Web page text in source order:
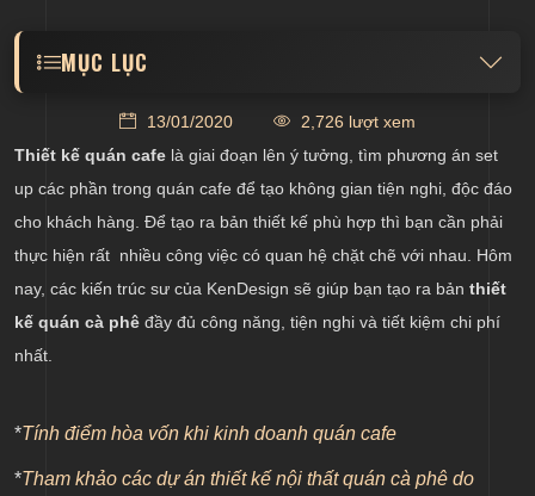
MỤC LỤC
Thiết kế nội thất quán cafe với ý tưởng độc đáo
Sử dụng màu sắc phù hợp với diện tích, phong
cách thiết kế
Thiết kế hệ thống ánh sáng và âm thanh chất
lượng
13/01/2020
2,726 lượt xem
Thiết kế quán cafe là giai đoạn lên ý tưởng, tìm phương án set
up các phần trong quán cafe để tạo không gian tiện nghi, độc đáo
cho khách hàng. Để tạo ra bản thiết kế phù hợp thì bạn cần phải
thực hiện rất nhiều công việc có quan hệ chặt chẽ với nhau. Hôm
nay, các kiến trúc sư của KenDesign sẽ giúp bạn tạo ra bản thiết
kế quán cà phê đầy đủ công năng, tiện nghi và tiết kiệm chi phí
nhất.
*Tính điểm hòa vốn khi kinh doanh quán cafe
*Tham khảo các dự án thiết kế nội thất quán cà phê do